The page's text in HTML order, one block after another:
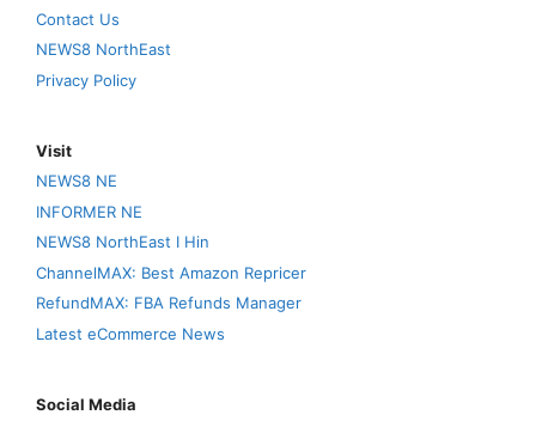
Contact Us
NEWS8 NorthEast
Privacy Policy
Visit
NEWS8 NE
INFORMER NE
NEWS8 NorthEast I Hin
ChannelMAX: Best Amazon Repricer
RefundMAX: FBA Refunds Manager
Latest eCommerce News
Social Media